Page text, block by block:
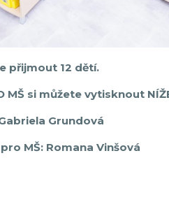
přijmout 12 dětí.
MŠ si můžete vytisknout
Grundová
MŠ: Romana Vinšová